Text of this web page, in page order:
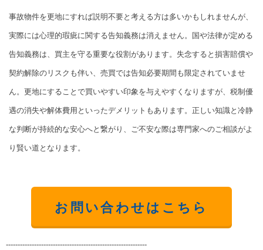
事故物件を更地にすれば説明不要と考える方は多いかもしれませんが、
実際には心理的瑕疵に関する告知義務は消えません。国や法律が定める
告知義務は、買主を守る重要な役割があります。失念すると損害賠償や
契約解除のリスクも伴い、売買では告知必要期間も限定されていませ
ん。更地にすることで買いやすい印象を与えやすくなりますが、税制優
遇の消失や解体費用といったデメリットもあります。正しい知識と冷静
な判断が持続的な安心へと繋がり、ご不安な際は専門家へのご相談がよ
り賢い道となります。
お問い合わせはこちら
------------------------------------------------------------